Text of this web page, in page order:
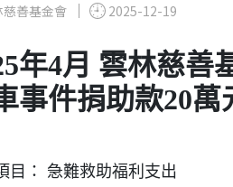
慈善基金會 2025-12-19
年4月 雲林慈善
事件捐助款20萬
目： 急難救助福利支出